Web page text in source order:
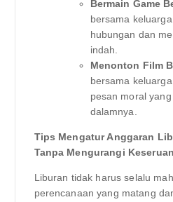
Bermain Game
bersama
hubungan dan
indah.
Menonton Film
bersama
pesan moral
dalamnya.
Tips Mengatur Anggaran
Tanpa Mengurangi Keseruan
Liburan tidak harus selalu
perencanaan yang matang